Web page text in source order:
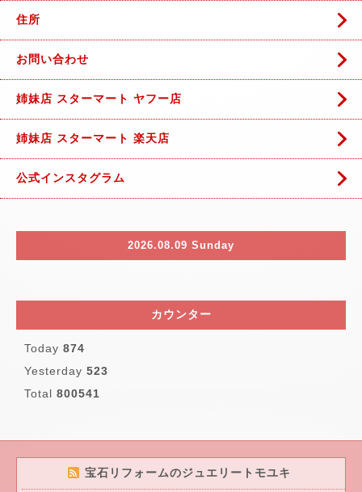
住所
お問い合わせ
姉妹店 スターマート ヤフー店
姉妹店 スターマート 楽天店
公式インスタグラム
2026.08.09 Sunday
カウンター
Today 874
Yesterday 523
Total 800541
宝石リフォームのジュエリートモユキ